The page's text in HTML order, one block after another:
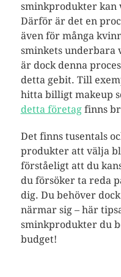
sminkprodukter kan
Därför är det en
även för många
sminkets underbara
är dock denna
detta gebit. Till
hitta billigt makeup
detta företagfinns
Det finns tusentals
produkter att välja
förståeligt att du
du försöker ta reda
dig. Du behöver
närmar sig – här
sminkprodukter du
budget!